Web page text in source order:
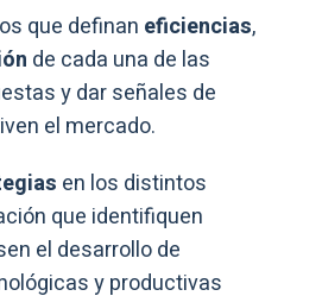
que definan eficiencias,
de cada una de las
y dar señales de
el mercado.
en los distintos
que identifiquen
el desarrollo de
y productivas